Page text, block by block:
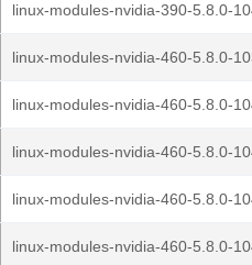
linux-modules-nvidia-390-5.8.0-
linux-modules-nvidia-460-5.8.0-
linux-modules-nvidia-460-5.8.0-
linux-modules-nvidia-460-5.8.0-
linux-modules-nvidia-460-5.8.0-
linux-modules-nvidia-460-5.8.0-